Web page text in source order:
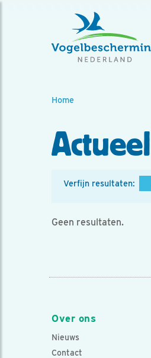
Home
Actueel
Verfijn resultaten:
Geen resultaten.
Over ons
Nieuws
Contact